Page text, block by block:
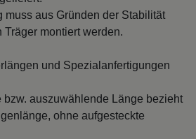
muss aus Gründen der Stabilität
montiert werden.
und Spezialanfertigungen
bzw. auszuwählende Länge bezieht
ohne aufgesteckte